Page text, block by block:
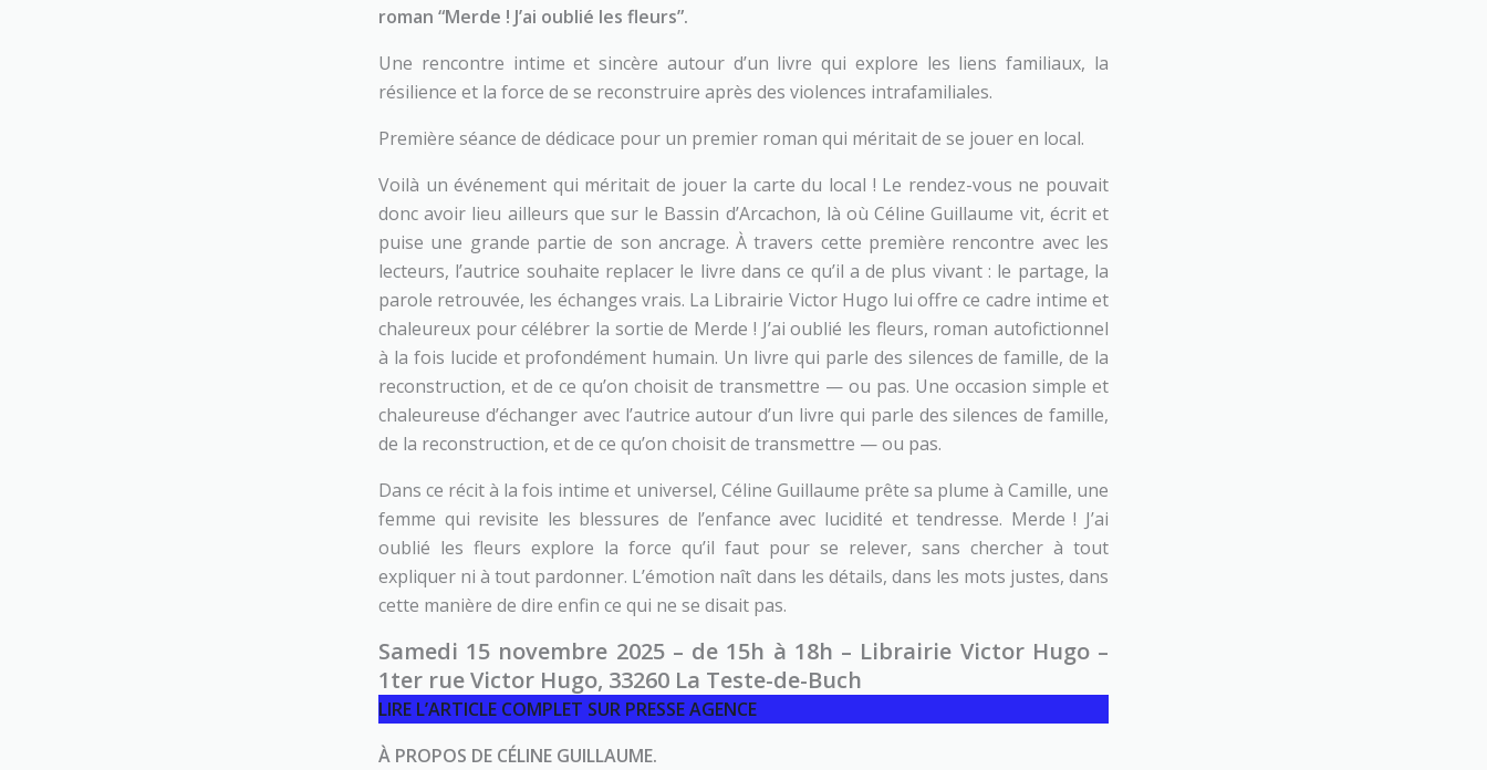
roman “Merde ! J’ai oublié les fleurs”.
Une rencontre intime et sincère autour d’un livre qui explore les liens familiaux, la
résilience et la force de se reconstruire après des violences intrafamiliales.
Première séance de dédicace pour un premier roman qui méritait de se jouer en local.
Voilà un événement qui méritait de jouer la carte du local ! Le rendez-vous ne pouvait
donc avoir lieu ailleurs que sur le Bassin d’Arcachon, là où Céline Guillaume vit, écrit et
puise une grande partie de son ancrage. À travers cette première rencontre avec les
lecteurs, l’autrice souhaite replacer le livre dans ce qu’il a de plus vivant : le partage, la
parole retrouvée, les échanges vrais. La Librairie Victor Hugo lui offre ce cadre intime et
chaleureux pour célébrer la sortie de Merde ! J’ai oublié les fleurs, roman autofictionnel
à la fois lucide et profondément humain. Un livre qui parle des silences de famille, de la
reconstruction, et de ce qu’on choisit de transmettre — ou pas. Une occasion simple et
chaleureuse d’échanger avec l’autrice autour d’un livre qui parle des silences de famille,
de la reconstruction, et de ce qu’on choisit de transmettre — ou pas.
Dans ce récit à la fois intime et universel, Céline Guillaume prête sa plume à Camille, une
femme qui revisite les blessures de l’enfance avec lucidité et tendresse. Merde ! J’ai
oublié les fleurs explore la force qu’il faut pour se relever, sans chercher à tout
expliquer ni à tout pardonner. L’émotion naît dans les détails, dans les mots justes, dans
cette manière de dire enfin ce qui ne se disait pas.
Samedi 15 novembre 2025 – de 15h à 18h – Librairie Victor Hugo –
1ter rue Victor Hugo, 33260 La Teste-de-Buch
LIRE L’ARTICLE COMPLET SUR PRESSE AGENCE
À PROPOS DE CÉLINE GUILLAUME.